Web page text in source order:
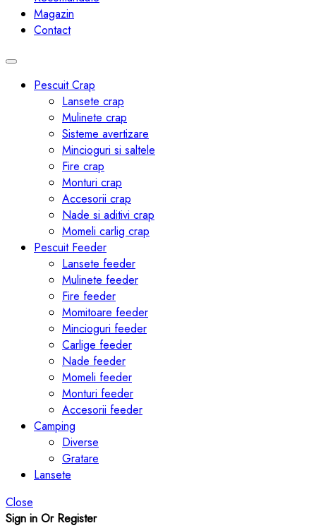
Magazin
Contact
Toggle
navigationPescuit Crap
Lansete crap
Mulinete crap
Sisteme avertizare
Mincioguri si saltele
Fire crap
Monturi crap
Accesorii crap
Nade si aditivi crap
Momeli carlig crap
Pescuit Feeder
Lansete feeder
Mulinete feeder
Fire feeder
Momitoare feeder
Mincioguri feeder
Carlige feeder
Nade feeder
Momeli feeder
Monturi feeder
Accesorii feeder
Camping
Diverse
Gratare
Lansete
Close
Sign in Or Register